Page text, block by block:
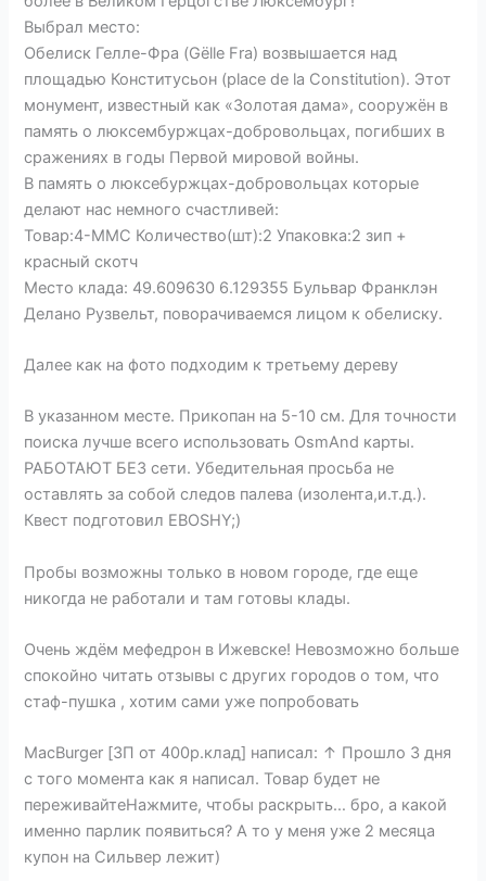
Выбрал место:
Обелиск Гелле-Фра (Gëlle Fra) возвышается над
площадью Конститусьон (place de la Constitution). Этот
монумент, известный как «Золотая дама», сооружён в
память о люксембуржцах-добровольцах, погибших в
сражениях в годы Первой мировой войны.
В память о люксебуржцах-добровольцах которые
делают нас немного счастливей:
Товар:4-ММС Количество(шт):2 Упаковка:2 зип +
красный скотч
Место клада: 49.609630 6.129355 Бульвар Франклэн
Делано Рузвельт, поворачиваемся лицом к обелиску.
Далее как на фото подходим к третьему дереву
В указанном месте. Прикопан на 5-10 см. Для точности
поиска лучше всего использовать OsmAnd карты.
РАБОТАЮТ БЕЗ сети. Убедительная просьба не
оставлять за собой следов палева (изолента,и.т.д.).
Квест подготовил EBOSHY;)
Пробы возможны только в новом городе, где еще
никогда не работали и там готовы клады.
Очень ждём мефедрон в Ижевске! Невозможно больше
спокойно читать отзывы с других городов о том, что
стаф-пушка , хотим сами уже попробовать
MacBurger [ЗП от 400р.клад] написал: ↑ Прошло 3 дня
с того момента как я написал. Товар будет не
переживайтеНажмите, чтобы раскрыть… бро, а какой
именно парлик появиться? А то у меня уже 2 месяца
купон на Сильвер лежит)